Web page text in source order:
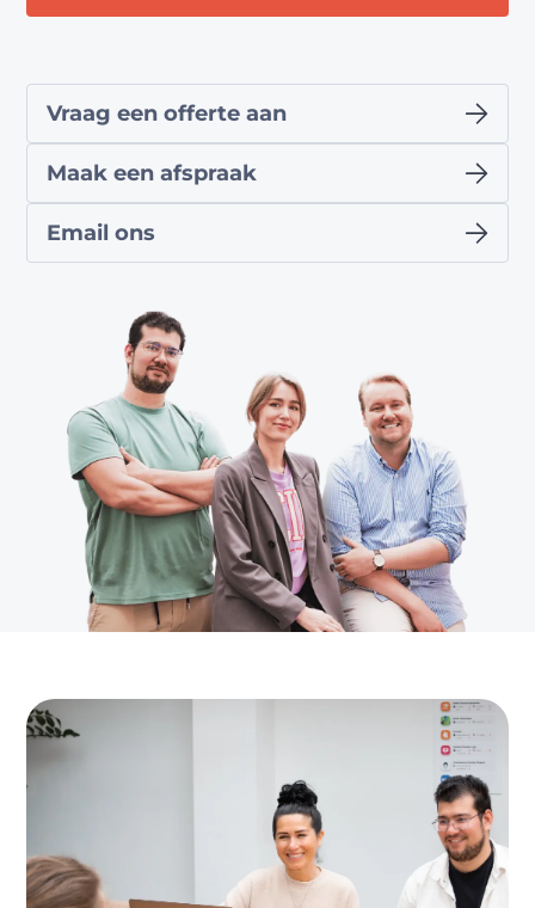
Vraag een offerte aan
Maak een afspraak
Email ons